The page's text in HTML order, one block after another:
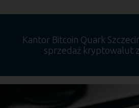
Kantor Bitcoin Quark
sprzedaż kryptowalut